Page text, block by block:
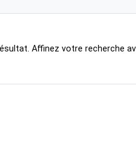
Affinez votre recherche